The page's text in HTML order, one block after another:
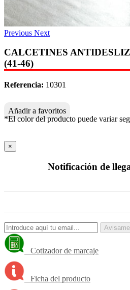
Previous Next
CALCETINES
(41-46)
Referencia: 10301
Añadir a favoritos
*El color del producto puede variar
×
Notificación de
Avisame
Cotizador de marcaje
Ficha del producto